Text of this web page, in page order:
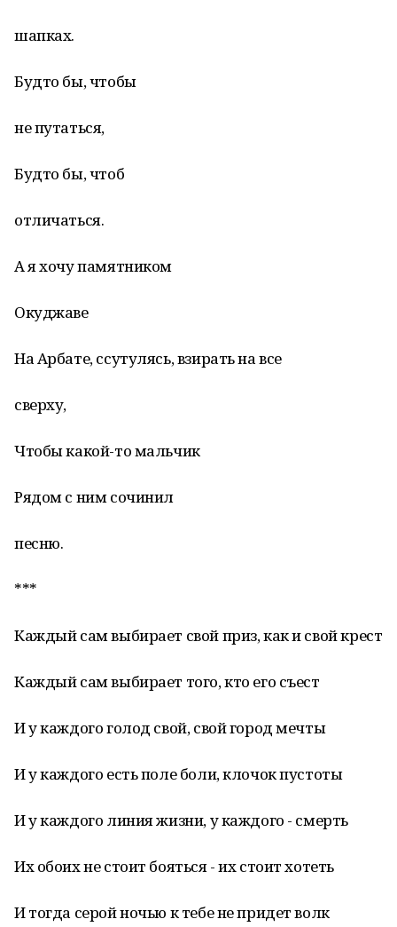
шапках.
Будто бы, чтобы
не путаться,
Будто бы, чтоб
отличаться.
А я хочу памятником
Окуджаве
На Арбате, ссутулясь, взирать на все
сверху,
Чтобы какой-то мальчик
Рядом с ним сочинил
песню.
***
Каждый сам выбирает свой приз, как и свой крест
Каждый сам выбирает того, кто его съест
И у каждого голод свой, свой город мечты
И у каждого есть поле боли, клочок пустоты
И у каждого линия жизни, у каждого - смерть
Их обоих не стоит бояться - их стоит хотеть
И тогда серой ночью к тебе не придет волк